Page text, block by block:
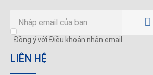
Đồng ý với Điều khoản nhận email
LIÊN HỆ